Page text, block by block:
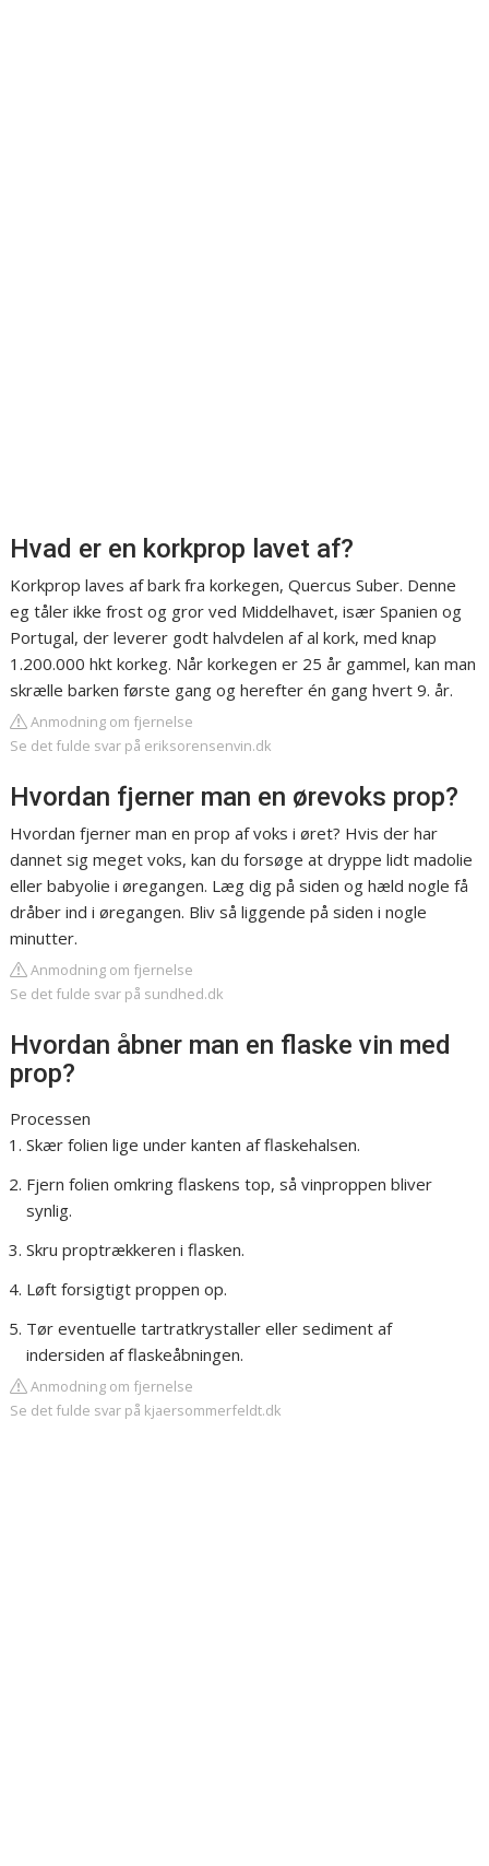
Hvad er en korkprop lavet af?
Korkprop laves af bark fra korkegen, Quercus Suber. Denne
eg tåler ikke frost og gror ved Middelhavet, især Spanien og
Portugal, der leverer godt halvdelen af al kork, med knap
1.200.000 hkt korkeg. Når korkegen er 25 år gammel, kan man
skrælle barken første gang og herefter én gang hvert 9. år.
Anmodning om fjernelse
Se det fulde svar på eriksorensenvin.dk
Hvordan fjerner man en ørevoks prop?
Hvordan fjerner man en prop af voks i øret? Hvis der har
dannet sig meget voks, kan du forsøge at dryppe lidt madolie
eller babyolie i øregangen. Læg dig på siden og hæld nogle få
dråber ind i øregangen. Bliv så liggende på siden i nogle
minutter.
Anmodning om fjernelse
Se det fulde svar på sundhed.dk
Hvordan åbner man en flaske vin med
prop?
Processen
Skær folien lige under kanten af flaskehalsen.
Fjern folien omkring flaskens top, så vinproppen bliver
synlig.
Skru proptrækkeren i flasken.
Løft forsigtigt proppen op.
Tør eventuelle tartratkrystaller eller sediment af
indersiden af flaskeåbningen.
Anmodning om fjernelse
Se det fulde svar på kjaersommerfeldt.dk